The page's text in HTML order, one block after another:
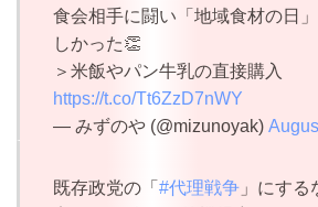
食会相手に闘い「地域食材の日
しかった👏
＞米飯やパン牛乳の直接購入
https://t.co/Tt6ZzD7nWY
— みずのや (@mizunoyak)
既存政党の「 #代理戦争」にする